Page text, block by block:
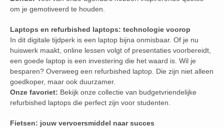
om je gemotiveerd te houden.
Laptops en refurbished laptops: technologie voorop
In dit digitale tijdperk is een laptop bijna onmisbaar. Of je nu
huiswerk maakt, online lessen volgt of presentaties voorbereidt,
een goede laptop is een investering die het waard is. Wil je
besparen? Overweeg een refurbished laptop. Die zijn niet alleen
goedkoper, maar ook duurzamer.
Onze favoriet: Bekijk onze collectie van budgetvriendelijke
refurbished laptops die perfect zijn voor studenten.
Fietsen: jouw vervoersmiddel naar succes